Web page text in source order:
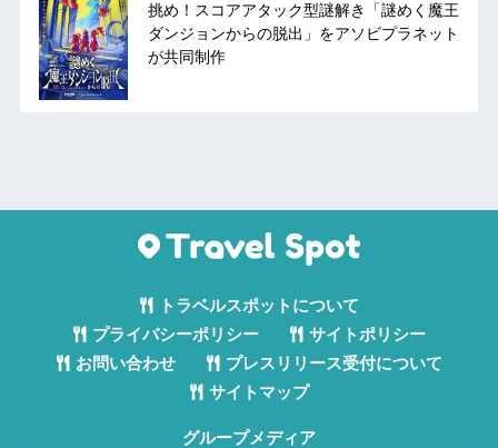
挑め！スコアアタック型謎解き「謎めく魔王
ダンジョンからの脱出」をアソビプラネット
が共同制作
トラベルスポットについて
プライバシーポリシー
サイトポリシー
お問い合わせ
プレスリリース受付について
サイトマップ
グループメディア